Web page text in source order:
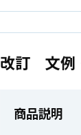
改訂 文例
商品説明